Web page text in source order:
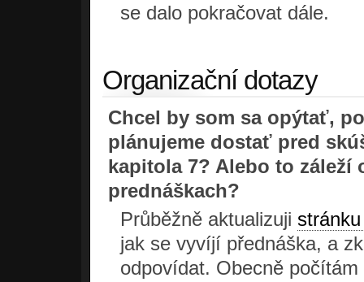
se dalo pokračovat dále.
Organizační dotazy
Chcel by som sa opýtať,
plánujeme dostať pred
kapitola 7? Alebo to
prednáškach?
Průběžně aktualizuji
jak se vyvíjí přednáška, a
odpovídat. Obecně